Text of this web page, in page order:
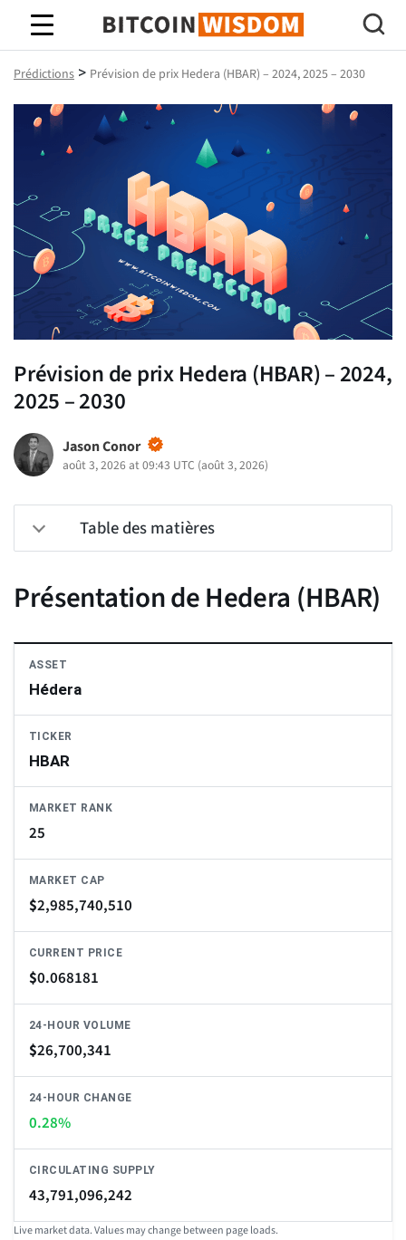
Bitcoin Sagesse
Prédictions > Prévision de prix Hedera (HBAR) – 2024, 2025 – 2030
Prévision de prix Hedera (HBAR) – 2024,
2025 – 2030
Jason Conor
août 3, 2026 at 09:43 UTC (août 3, 2026)
Table des matières
Présentation de Hedera (HBAR)
ASSET
Hédera
TICKER
HBAR
MARKET RANK
25
MARKET CAP
$2,985,740,510
CURRENT PRICE
$0.068181
24-HOUR VOLUME
$26,700,341
24-HOUR CHANGE
0.28%
CIRCULATING SUPPLY
43,791,096,242
Live market data. Values may change between page loads.